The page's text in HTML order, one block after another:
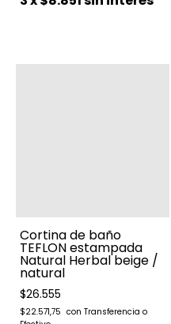
Cortina de baño
TEFLON estampada
Natural Herbal beige /
natural
$26.555
$22.571,75